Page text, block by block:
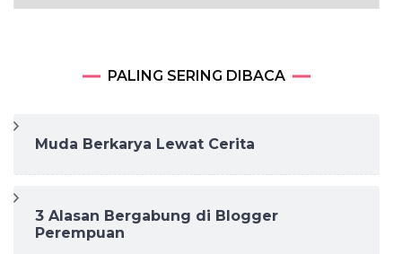
PALING SERING DIBACA
Muda Berkarya Lewat Cerita
3 Alasan Bergabung di Blogger
Perempuan